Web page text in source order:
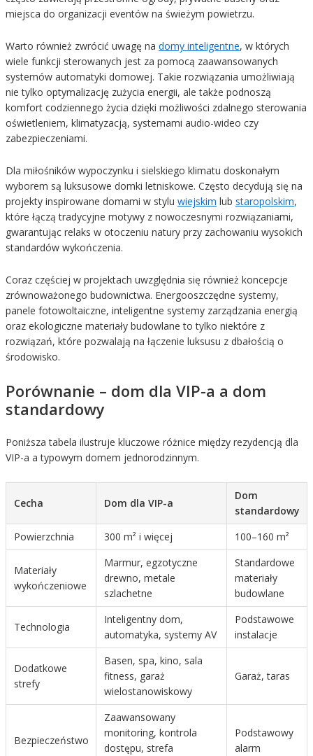
miejsca do organizacji eventów na świeżym powietrzu.
Warto również zwrócić uwagę na domy inteligentne, w których
wiele funkcji sterowanych jest za pomocą zaawansowanych
systemów automatyki domowej. Takie rozwiązania umożliwiają
nie tylko optymalizację zużycia energii, ale także podnoszą
komfort codziennego życia dzięki możliwości zdalnego sterowania
oświetleniem, klimatyzacją, systemami audio-wideo czy
zabezpieczeniami.
Dla miłośników wypoczynku i sielskiego klimatu doskonałym
wyborem są luksusowe domki letniskowe. Często decydują się na
projekty inspirowane domami w stylu wiejskim lub staropolskim,
które łączą tradycyjne motywy z nowoczesnymi rozwiązaniami,
gwarantując relaks w otoczeniu natury przy zachowaniu wysokich
standardów wykończenia.
Coraz częściej w projektach uwzględnia się również koncepcje
zrównoważonego budownictwa. Energooszczędne systemy,
panele fotowoltaiczne, inteligentne systemy zarządzania energią
oraz ekologiczne materiały budowlane to tylko niektóre z
rozwiązań, które pozwalają na łączenie luksusu z dbałością o
środowisko.
Porównanie – dom dla VIP-a a dom
standardowy
Poniższa tabela ilustruje kluczowe różnice między rezydencją dla
VIP-a a typowym domem jednorodzinnym.
Cecha Dom dla VIP-a
Dom
standardowy
Powierzchnia
300 m² i więcej 100–160 m²
Materiały
wykończeniowe
Marmur, egzotyczne
drewno, metale
szlachetne
Standardowe
materiały
budowlane
Technologia
Inteligentny dom,
automatyka, systemy AV
Podstawowe
instalacje
Dodatkowe
strefy
Basen, spa, kino, sala
fitness, garaż
wielostanowiskowy
Garaż, taras
Bezpieczeństwo
Zaawansowany
monitoring, kontrola
dostępu, strefa
Podstawowy
alarm